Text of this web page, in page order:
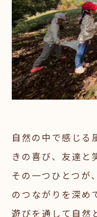
自然の中で感じる
きの喜び、友達と
その一つひとつが
のつながりを深め
遊びを通して自然